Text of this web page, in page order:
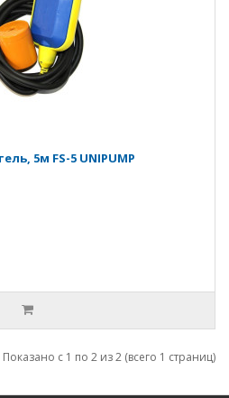
5м FS-5 UNIPUMP
Показано с 1 по 2 из 2 (всего 1 страниц)